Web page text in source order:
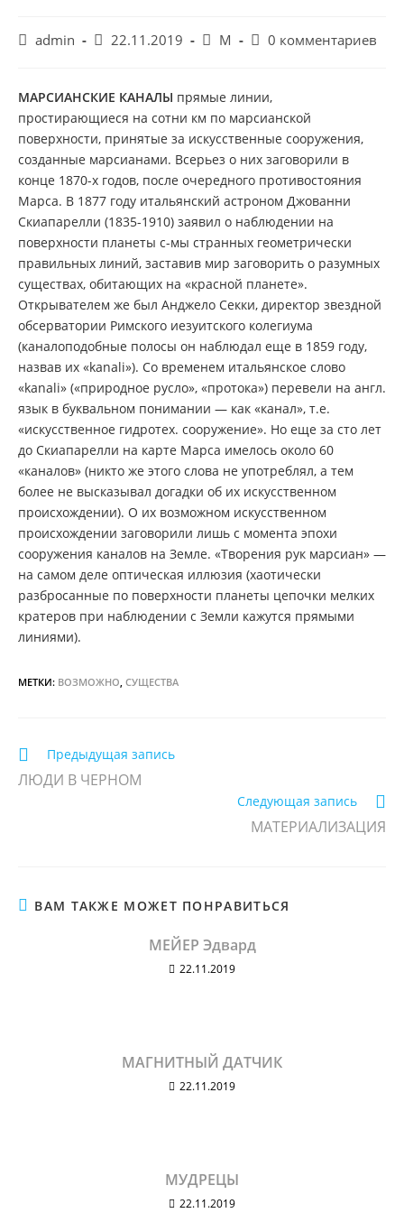
Авторadmin
Запись
22.11.2019
Рубрика
М
Комментарии
0 комментариев
МАРСИАНСКИЕ КАНАЛЫ прямые линии,
простирающиеся на сотни км по марсианской
поверхности, принятые за искусственные сооружения,
созданные марсианами. Всерьез о них заговорили в
конце 1870-х годов, после очередного противостояния
Марса. В 1877 году итальянский астроном Джованни
Скиапарелли (1835-1910) заявил о наблюдении на
поверхности планеты с-мы странных геометрически
правильных линий, заставив мир заговорить о разумных
существах, обитающих на «красной планете».
Открывателем же был Анджело Секки, директор звездной
обсерватории Римского иезуитского колегиума
(каналоподобные полосы он наблюдал еще в 1859 году,
назвав их «kanali»). Со временем итальянское слово
«kanali» («природное русло», «протока») перевели на англ.
язык в буквальном понимании — как «канал», т.е.
«искусственное гидротех. сооружение». Но еще за сто лет
до Скиапарелли на карте Марса имелось около 60
«каналов» (никто же этого слова не употреблял, а тем
более не высказывал догадки об их искусственном
происхождении). О их возможном искусственном
происхождении заговорили лишь с момента эпохи
сооружения каналов на Земле. «Творения рук марсиан» —
на самом деле оптическая иллюзия (хаотически
разбросанные по поверхности планеты цепочки мелких
кратеров при наблюдении с Земли кажутся прямыми
линиями).
МЕТКИ: ВОЗМОЖНО, СУЩЕСТВА
Еще
статьи
Предыдущая запись
ЛЮДИ В ЧЕРНОМ
Следующая запись
МАТЕРИАЛИЗАЦИЯ
ВАМ ТАКЖЕ МОЖЕТ ПОНРАВИТЬСЯ
МЕЙЕР Эдвард
22.11.2019
МАГНИТНЫЙ ДАТЧИК
22.11.2019
МУДРЕЦЫ
22.11.2019